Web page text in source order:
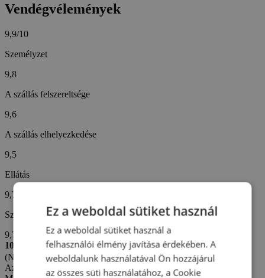
Vendégvélemények
9,9/10
Személyzet
9,8
A szállás felszereltsége
9,6
A szállás elhelyezkedése
9,5
Ellátás
9,7
Szállodai szolgáltatások
9,7
10/10
(Németh A. -
Magyarország)
Az értékelés létrehozva: 31. 7. 2026
Ez a weboldal sütiket használ
Ez a weboldal sütiket használ a
felhasználói élmény javítása érdekében. A
weboldalunk használatával Ön hozzájárul
az összes süti használatához, a Cookie